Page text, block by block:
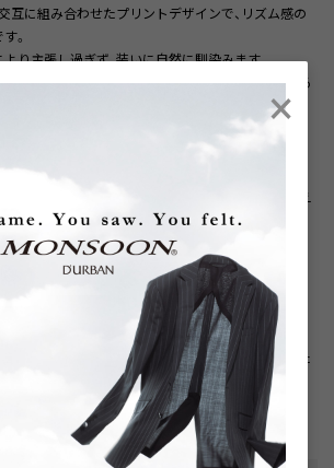
互に組み合わせたプリントデザインで、リズム感の
。
り主張し過ぎず、装いに自然に馴染みます。
トを添えながら、幅広いスタイリングに対応できる
ル の2色展開です。
トーンでまとめた、爽やかさと品の良さを兼ね備え
ツと好相性で、知的でクリーンな印象を演出しま
ーで統一された、温かみのある上品な表情。
ジャケットと合わせることで、柔らかく洗練された
ます。
×